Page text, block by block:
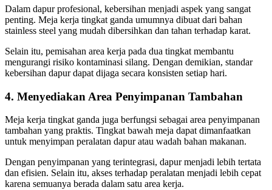
Dalam dapur profesional, kebersihan menjadi aspek yang sangat
penting. Meja kerja tingkat ganda umumnya dibuat dari bahan
stainless steel yang mudah dibersihkan dan tahan terhadap karat.
Selain itu, pemisahan area kerja pada dua tingkat membantu
mengurangi risiko kontaminasi silang. Dengan demikian, standar
kebersihan dapur dapat dijaga secara konsisten setiap hari.
4. Menyediakan Area Penyimpanan Tambahan
Meja kerja tingkat ganda juga berfungsi sebagai area penyimpanan
tambahan yang praktis. Tingkat bawah meja dapat dimanfaatkan
untuk menyimpan peralatan dapur atau wadah bahan makanan.
Dengan penyimpanan yang terintegrasi, dapur menjadi lebih tertata
dan efisien. Selain itu, akses terhadap peralatan menjadi lebih cepat
karena semuanya berada dalam satu area kerja.